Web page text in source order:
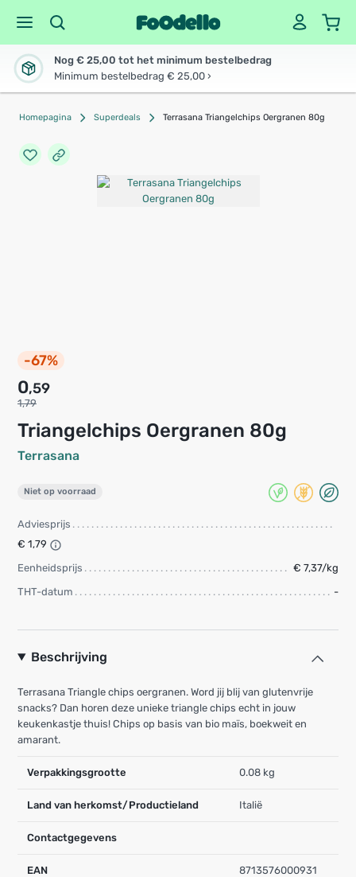
Nog € 25,00 tot het minimum bestelbedrag
Minimum bestelbedrag € 25,00 ›
Homepagina Superdeals Terrasana Triangelchips Oergranen 80g
-67%
Triangelchips Oergranen 80g
Terrasana
0,59
1,79
Niet op voorraad
Adviesprijs
€ 1,79
Eenheidsprijs
€ 7,37/kg
THT-datum
-
Beschrijving
Terrasana Triangle chips oergranen. Word jij blij van glutenvrije
snacks? Dan horen deze unieke triangle chips echt in jouw
keukenkastje thuis! Chips op basis van bio maïs, boekweit en
amarant.
Verpakkingsgrootte 0.08 kg
Land van herkomst/Productieland Italië
Contactgegevens
EAN 8713576000931